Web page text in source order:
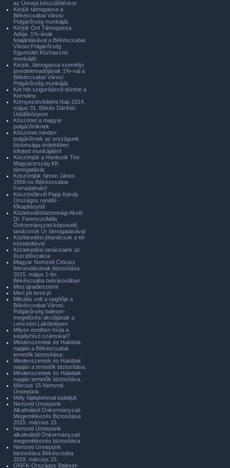
az Ünnepi készülődéskor
Kérjük támogassa a
Békéscsabai Városi
Polgárőrség munkáját.
Kérjük Önt Támogassa
Adója. 1%-ának
felajánlásával a Békéscsabai
Városi Polgárőrség
Egyesület Közhasznú
munkáját.
Kérjük, támogassa személyi
jövedelemadójának 1%-val a
Békéscsabai Városi
Polgárőrség munkáját.
Két hét szigorításról döntött a
Kormány.
Környezetvédelmi Nap 2014.
május 31. Békés Dánfoki
Üdülőközpont
Köszönet a magyar
polgárőröknek
Köszönet minden
polgárőrnek az országunk
biztonsága érdekében
kifejtett munkájáért!
Köszönjük a Hankook Tire
Magyarország Kft.
támogatását.
Köszöntjük Simon János
1956-os Békéscsabai
Forradalmárt!
Köszönőlevél Papp Károly
Országos rendőr-
főkapitánytól
Közlekedésbiztonsági Akció
Dr. Ferenczi Attila
Önkormányzati képviselő,
tanácsnok Úr támogatásával
Közlekedési jótanácsok a tél
közeledtével
Közlekedési tanácsaink az
őszi időszakra
Magyar Nemzeti Cirkusz
felvonulásának biztosítása
2015. május 1-én
Békéscsaba belvárosában
Merj újraéleszteni!
Mert jót tenni jó
Mikulás volt a segítője a
Békéscsabai Városi
Polgárőrség baleset-
megelőzési akciójának a
Lencsési Lakótelepen
Milyen esetben hívja a
segélyhívó számokat?
Mindenszentek és Halottak
napján a Békéscsabai
temetők biztosítása.
Mindenszentek és Halottak
napján a temetők biztosítása.
Mindenszentek és Halottak
napján temetők biztosítása.
Március 15 Nemzeti
Ünnepünk
Mély fájdalommal tudatjuk
Nemzeti Ünnepünk
Alkalmából Önkormányzati
Megemlékezés Biztosítása
2015. március 15.
Nemzeti Ünnepünk
alkalmából Önkormányzati
megemlékezés biztosítása
Nemzeti Ünnepünk
biztosítása Békéscsaba
2019. március 15.
ORFK-Országos Baleset-